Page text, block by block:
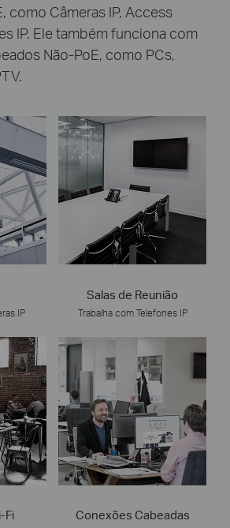
como Câmeras IP, Access
IP. Ele também funciona com
Não-PoE, como PCs,
IP
Salas de Reunião
Trabalha com Telefones IP
Fi Conexões Cabeadas